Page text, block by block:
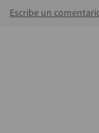
Escribe un